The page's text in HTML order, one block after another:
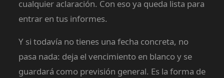
cualquier aclaración. Con eso ya queda lista para
entrar en tus informes.
Y si todavía no tienes una fecha concreta, no
pasa nada: deja el vencimiento en blanco y se
guardará como previsión general. Es la forma de